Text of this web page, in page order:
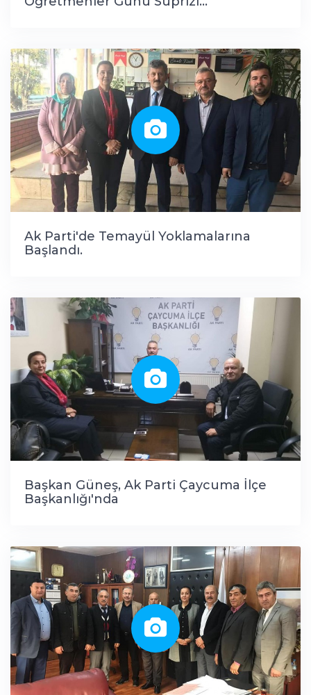
Ak Parti'de Temayül Yoklamalarına
Başlandı.
Başkan Güneş, Ak Parti Çaycuma İlçe
Başkanlığı'nda